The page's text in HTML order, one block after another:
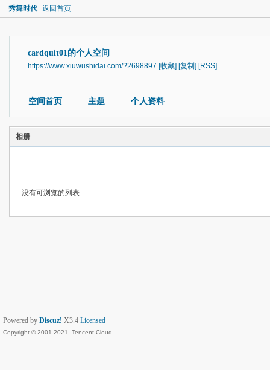
秀舞时代 返回首页
cardquit01的个人空间
https://www.xiuwushidai.com/?2698897 [收藏] [复制] [RSS]
空间首页 主题 个人资料
相册
没有可浏览的列表
Powered by Discuz! X3.4 Licensed
Copyright © 2001-2021, Tencent Cloud.